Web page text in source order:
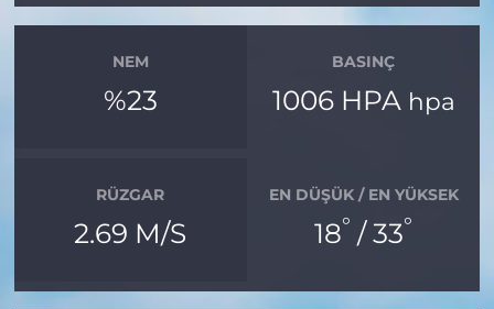
NEM
%23
BASINÇ
1006 HPA hpa
RÜZGAR
2.69 M/S
EN DÜŞÜK / EN YÜKSEK
18° / 33°